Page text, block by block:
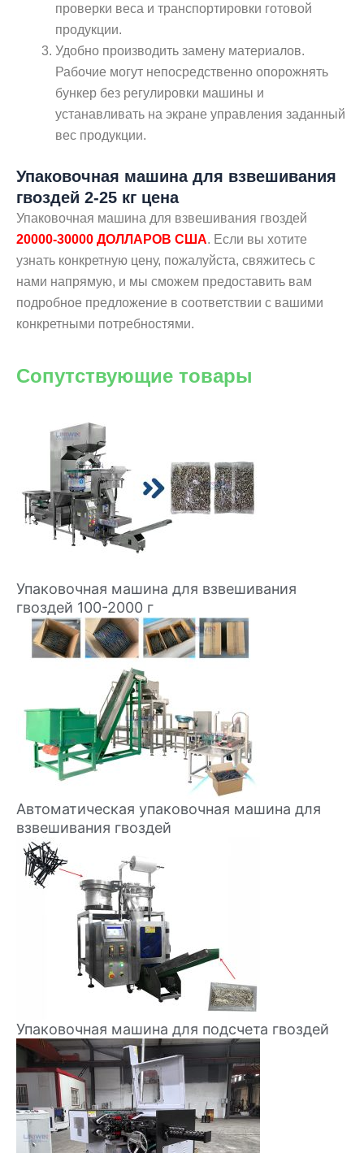
проверки веса и транспортировки готовой
продукции.
Удобно производить замену материалов.
Рабочие могут непосредственно опорожнять
бункер без регулировки машины и
устанавливать на экране управления заданный
вес продукции.
Упаковочная машина для взвешивания
гвоздей 2-25 кг цена
Упаковочная машина для взвешивания гвоздей
20000-30000 ДОЛЛАРОВ США. Если вы хотите
узнать конкретную цену, пожалуйста, свяжитесь с
нами напрямую, и мы сможем предоставить вам
подробное предложение в соответствии с вашими
конкретными потребностями.
Сопутствующие товары
Упаковочная машина для взвешивания
гвоздей 100-2000 г
Автоматическая упаковочная машина для
взвешивания гвоздей
Упаковочная машина для подсчета гвоздей